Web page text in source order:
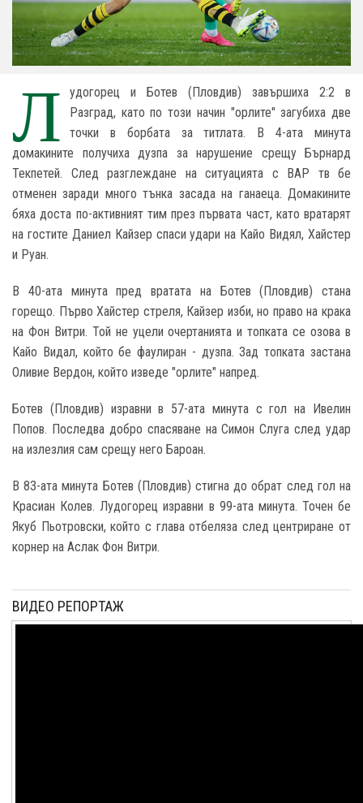
Л
удогорец и Ботев (Пловдив) завършиха 2:2 в
Разград, като по този начин "орлите" загубиха две
точки в борбата за титлата. В 4-ата минута
домакините получиха дузпа за нарушение срещу Бърнард
Текпетей. След разглеждане на ситуацията с ВАР тв бе
отменен заради много тънка засада на ганаеца. Домакините
бяха доста по-активният тим през първата част, като вратарят
на гостите Даниел Кайзер спаси удари на Кайо Видял, Хайстер
и Руан.
В 40-ата минута пред вратата на Ботев (Пловдив) стана
горещо. Първо Хайстер стреля, Кайзер изби, но право на крака
на Фон Витри. Той не уцели очертанията и топката се озова в
Кайо Видал, който бе фаулиран - дузпа. Зад топката застана
Оливие Вердон, който изведе "орлите" напред.
Ботев (Пловдив) изравни в 57-ата минута с гол на Ивелин
Попов. Последва добро спасяване на Симон Слуга след удар
на излезлия сам срещу него Бароан.
В 83-ата минута Ботев (Пловдив) стигна до обрат след гол на
Красиан Колев. Лудогорец изравни в 99-ата минута. Точен бе
Якуб Пьотровски, който с глава отбеляза след центриране от
корнер на Аслак Фон Витри.
ВИДЕО РЕПОРТАЖ